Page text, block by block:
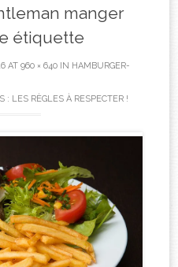
manger
étiquette
AT 960 × 640 IN HAMBURGER-
: LES RÈGLES À RESPECTER !